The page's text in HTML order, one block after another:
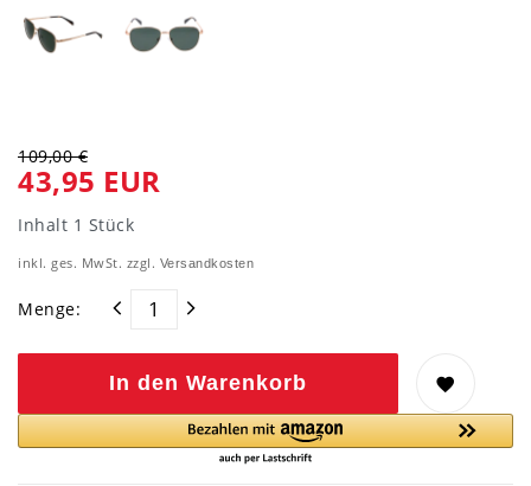
109,00 €
43,95 EUR
Inhalt 1 Stück
inkl. ges. MwSt. zzgl. Versandkosten
Menge:
In den Warenkorb